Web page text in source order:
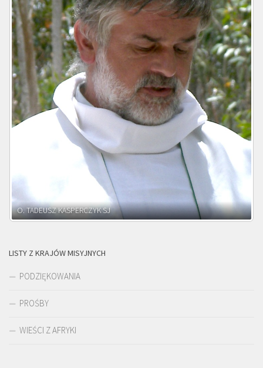
O. ADNRZEJ LEŚNIARA SJ
LISTY Z KRAJÓW MISYJNYCH
PODZIĘKOWANIA
PROŚBY
WIEŚCI Z AFRYKI